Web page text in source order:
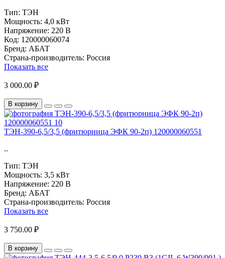
Тип: ТЭН
Мощность: 4,0 кВт
Напряжение: 220 В
Код: 120000060074
Бренд: АБАТ
Страна-производитель: Россия
Показать все
3 000.00 ₽
В корзину
ТЭН-390-6,5/3,5 (фритюрница ЭФК 90-2п) 120000060551
..
Тип: ТЭН
Мощность: 3,5 кВт
Напряжение: 220 В
Бренд: АБАТ
Страна-производитель: Россия
Показать все
3 750.00 ₽
В корзину